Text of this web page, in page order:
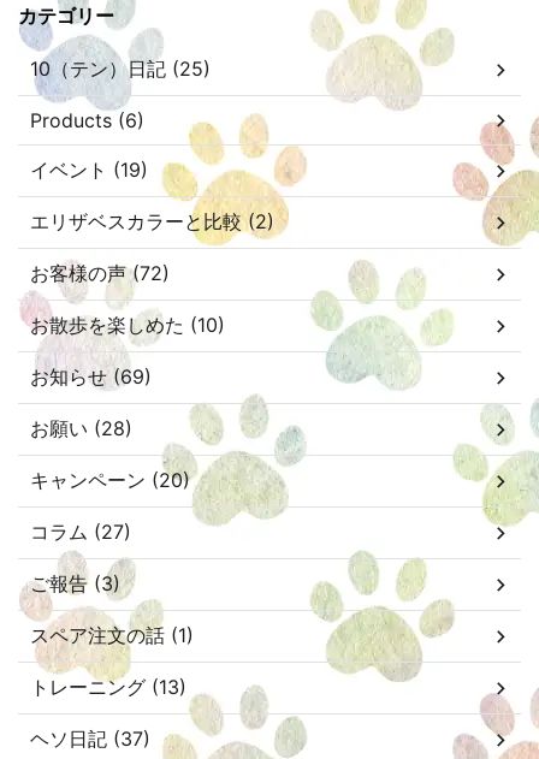
カテゴリー
10（テン）日記 (25)
Products (6)
イベント (19)
エリザベスカラーと比較 (2)
お客様の声 (72)
お散歩を楽しめた (10)
お知らせ (69)
お願い (28)
キャンペーン (20)
コラム (27)
ご報告 (3)
スペア注文の話 (1)
トレーニング (13)
ヘソ日記 (37)